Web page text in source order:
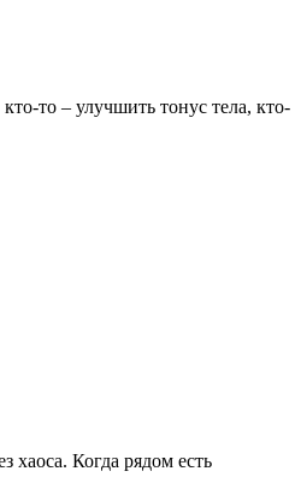
то – улучшить тонус тела, кто-
хаоса. Когда рядом есть